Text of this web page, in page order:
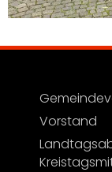
Vorstand